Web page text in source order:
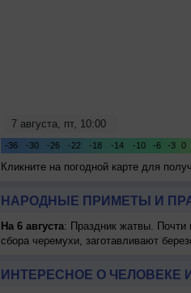
Кликните на погодной карте для
НАРОДНЫЕ ПРИМЕТЫ И
На 6 августа: Праздник жатвы. Почти
сбора черемухи, заготавливают
ИНТЕРЕСНОЕ О ЧЕЛОВЕКЕ